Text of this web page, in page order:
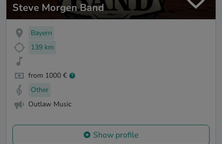
Steve Morgen Band
Bayern
139 km
from 1000 €
Other
Outlaw Music
Show profile